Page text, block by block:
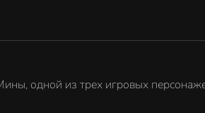
одной из трех игровых